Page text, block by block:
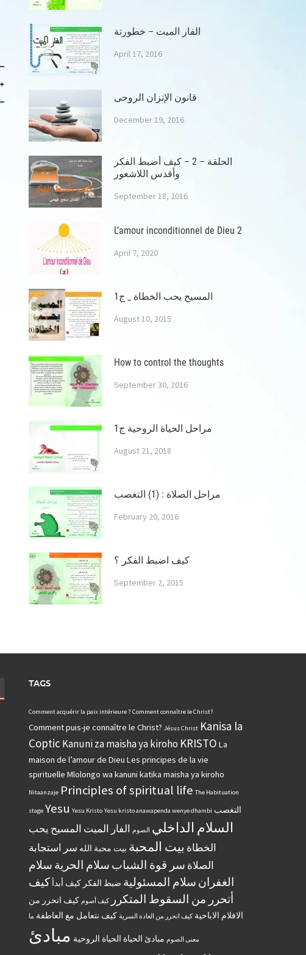
الفار الميت – خطورتة
April 17, 2016
قانون الإتزان الروحى
December 19, 2016
الحلقة – 2 – كيف أضبط الفكر
وأقدس اللاشعور
September 18, 2016
L’amour inconditionnel de Dieu 2
April 7, 2020
المسيح يحب الخطاة _ ج1
August 10, 2015
How to control the thoughts
September 30, 2016
مراحل الحياة الروحية ج1
August 21, 2018
مراحل الصلاة : (1) التغصب
February 20, 2016
كيف اضبط الفكر ؟
September 2, 2015
TAGS
Comment acquérir la paix intérieure ? Comment connaître le Christ?
Comment puis-je connaître le Christ? Jésus Christ Kanisa la
Coptic Kanuni za maisha ya kiroho KRISTO La
maison de l’amour de Dieu Les principes de la vie
spirituelle Mlolongo wa kanuni katika maisha ya kiroho
Nitaanzaje Principles of spiritual life The Habituation
stage Yesu Yesu Kristo Yesu kristo anawapenda wenye dhambi التغصب
السلام الداخلي الصوم الفار الميت المسيح يحب
الخطاة بيت المحبة بيت محبة الله سر استجابة
الصلاة سر قوة الشباب سلام الحرية سلام
الغفران سلام المسئولية ضبط الفكر كيف أبدأكيف
أتحرر من السقوط المتكرر
كيف أصوم كيف اتحرر من
الافلام الاباحية كيف اتحرر من العادة السرية كيف نتعامل مع العاطفة ما
معنى الصوم مبادئ الحياة الحياة الروحية مبادئ